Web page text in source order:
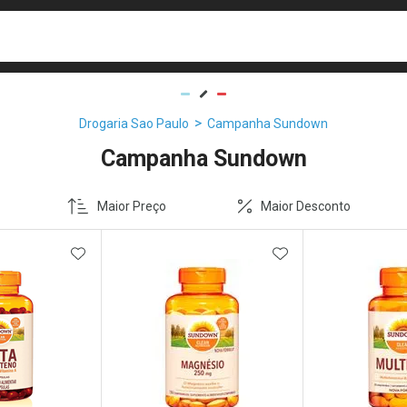
Drogaria Sao Paulo Campanha Sundown
Campanha Sundown
Maior Preço Maior Desconto
ADICIONAR AOS FAVORITOSADICIONAR AOS